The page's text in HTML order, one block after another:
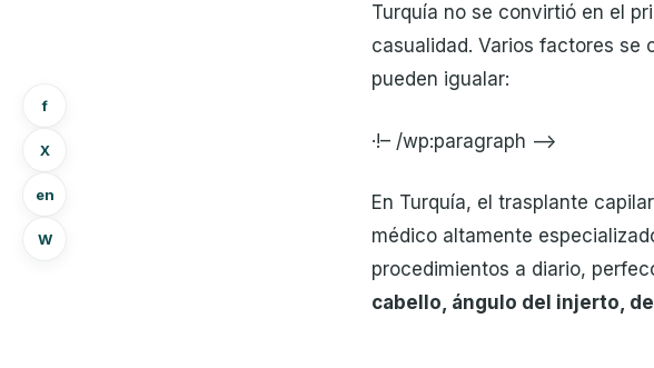
f
X
en
W
Turquía no se convirtió en el
casualidad. Varios factores se
pueden igualar:
·!– /wp:paragraph –>
En Turquía, el trasplante
médico altamente
procedimientos a diario,
cabello, ángulo del injerto,